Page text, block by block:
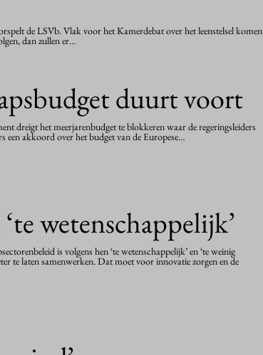
de LSVb. Vlak voor het Kamerdebat over het leenstelsel komen
dan zullen er…
duurt voort
dreigt het meerjarenbudget te blokkeren waar de regeringsleiders
een akkoord over het budget van de Europese…
wetenschappelijk’
is volgens hen ‘te wetenschappelijk’ en ‘te weinig
te laten samenwerken. Dat moet voor innovatie zorgen en de